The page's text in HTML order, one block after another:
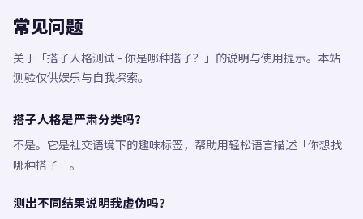
常见问题
关于「搭子人格测试 - 你是哪种搭子？」的说明与使用提示。本站
测验仅供娱乐与自我探索。
搭子人格是严肃分类吗？
不是。它是社交语境下的趣味标签，帮助用轻松语言描述「你想找
哪种搭子」。
测出不同结果说明我虚伪吗？